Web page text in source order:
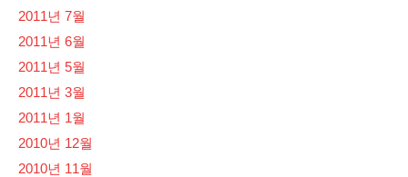
2011년 7월
2011년 6월
2011년 5월
2011년 3월
2011년 1월
2010년 12월
2010년 11월